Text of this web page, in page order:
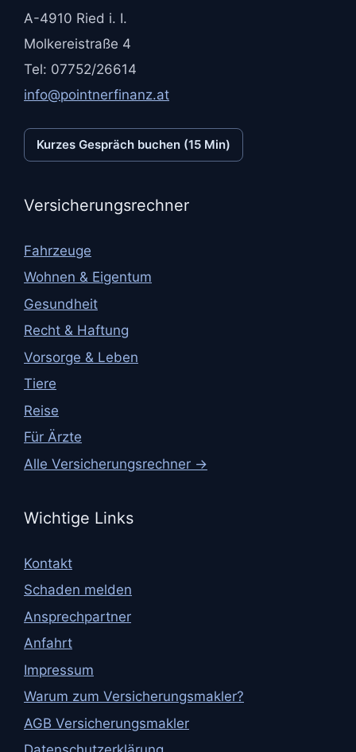
A-4910 Ried i. I.
Molkereistraße 4
Tel: 07752/26614
info@pointnerfinanz.at
Kurzes Gespräch buchen (15 Min)
Versicherungsrechner
Fahrzeuge
Wohnen & Eigentum
Gesundheit
Recht & Haftung
Vorsorge & Leben
Tiere
Reise
Für Ärzte
Alle Versicherungsrechner →
Wichtige Links
Kontakt
Schaden melden
Ansprechpartner
Anfahrt
Impressum
Warum zum Versicherungsmakler?
AGB Versicherungsmakler